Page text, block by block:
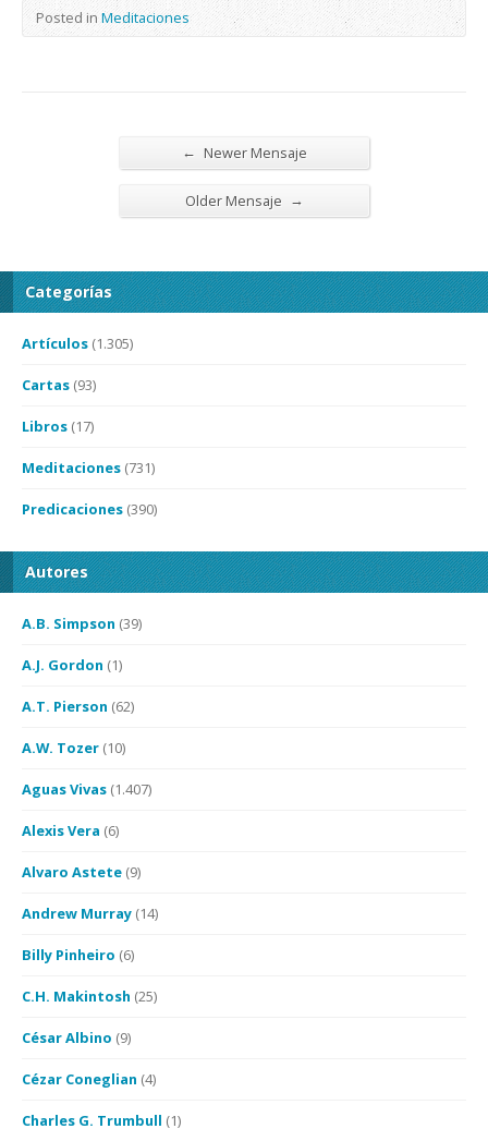
Posted in Meditaciones
← Newer Mensaje
Older Mensaje →
Categorías
Artículos (1.305)
Cartas (93)
Libros (17)
Meditaciones (731)
Predicaciones (390)
Autores
A.B. Simpson (39)
A.J. Gordon (1)
A.T. Pierson (62)
A.W. Tozer (10)
Aguas Vivas (1.407)
Alexis Vera (6)
Alvaro Astete (9)
Andrew Murray (14)
Billy Pinheiro (6)
C.H. Makintosh (25)
César Albino (9)
Cézar Coneglian (4)
Charles G. Trumbull (1)